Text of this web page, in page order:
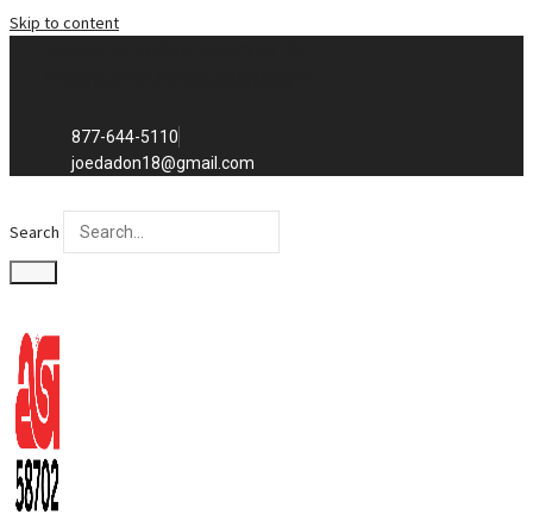
Skip to content
877-644-5110
joedadon18@gmail.com
Search